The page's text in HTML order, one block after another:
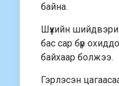
байна.
Шүүхийн
бас сар бүр
байхаар болжээ.
Гэрлэсэн